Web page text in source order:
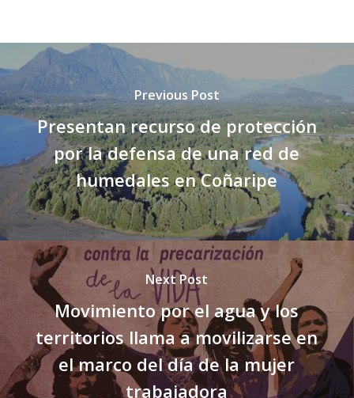
Previous Post
Presentan recurso de protección
por la defensa de una red de
humedales en Coñaripe
Next Post
Movimiento por el agua y los
territorios llama a movilizarse en
el marco del día de la mujer
trabajadora